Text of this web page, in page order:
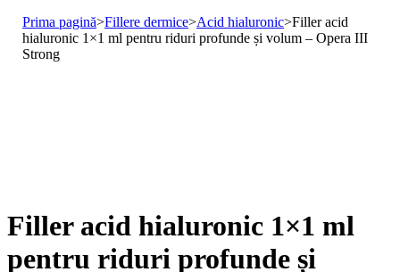
Prima pagină>Fillere dermice>Acid hialuronic>Filler acid
hialuronic 1×1 ml pentru riduri profunde și volum – Opera III
Strong
Filler acid hialuronic 1×1 ml
pentru riduri profunde și